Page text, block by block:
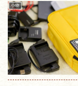
小物